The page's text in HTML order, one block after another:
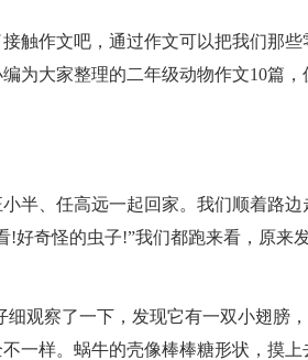
触作文吧，通过作文可以把我们那些
为大家整理的二年级动物作文10篇，
半、任高远一起回家。我们顺着路边
好奇怪的虫子!”我们都跑来看，原来
观察了一下，发现它有一双小翅膀
一样。蜗牛的壳像棒棒糖形状，摸上